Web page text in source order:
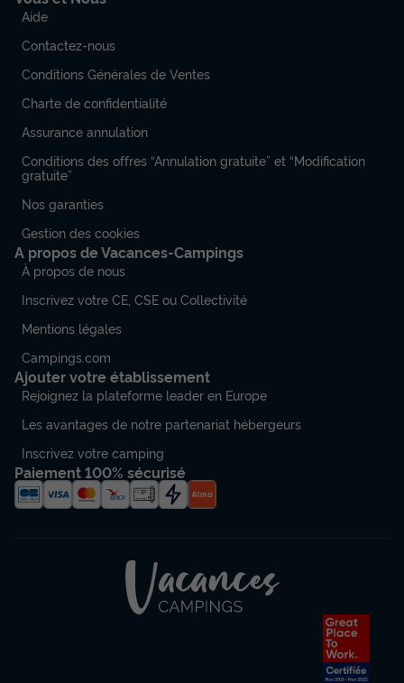
Aide
Contactez-nous
Conditions Générales de Ventes
Charte de confidentialité
Assurance annulation
Conditions des offres “Annulation gratuite” et “Modification
gratuite”
Nos garanties
Gestion des cookies
A propos de Vacances-Campings
À propos de nous
Inscrivez votre CE, CSE ou Collectivité
Mentions légales
Campings.com
Ajouter votre établissement
Rejoignez la plateforme leader en Europe
Les avantages de notre partenariat hébergeurs
Inscrivez votre camping
Paiement 100% sécurisé